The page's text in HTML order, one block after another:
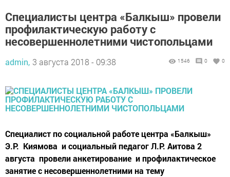
Специалисты центра «Балкыш» провели
профилактическую работу с
несовершеннолетними чистопольцами
admin, 3 августа 2018 - 09:38 1546 0 0
Специалист по социальной работе центра «Балкыш»
Э.Р. Киямова и социальный педагог Л.Р. Аитова 2
августа провели анкетирование и профилактическое
занятие с несовершеннолетними на тему